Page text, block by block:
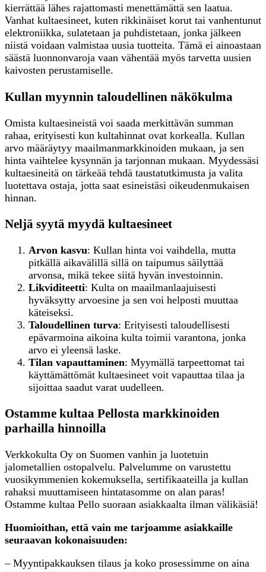
kierrättää lähes rajattomasti menettämättä sen laatua.
Vanhat kultaesineet, kuten rikkinäiset korut tai vanhentunut
elektroniikka, sulatetaan ja puhdistetaan, jonka jälkeen
niistä voidaan valmistaa uusia tuotteita. Tämä ei ainoastaan
säästä luonnonvaroja vaan vähentää myös tarvetta uusien
kaivosten perustamiselle.
Kullan myynnin taloudellinen näkökulma
Omista kultaesineistä voi saada merkittävän summan
rahaa, erityisesti kun kultahinnat ovat korkealla. Kullan
arvo määräytyy maailmanmarkkinoiden mukaan, ja sen
hinta vaihtelee kysynnän ja tarjonnan mukaan. Myydessäsi
kultaesineitä on tärkeää tehdä taustatutkimusta ja valita
luotettava ostaja, jotta saat esineistäsi oikeudenmukaisen
hinnan.
Neljä syytä myydä kultaesineet
Arvon kasvu: Kullan hinta voi vaihdella, mutta
pitkällä aikavälillä sillä on taipumus säilyttää
arvonsa, mikä tekee siitä hyvän investoinnin.
Likviditeetti: Kulta on maailmanlaajuisesti
hyväksytty arvoesine ja sen voi helposti muuttaa
käteiseksi.
Taloudellinen turva: Erityisesti taloudellisesti
epävarmoina aikoina kulta toimii varantona, jonka
arvo ei yleensä laske.
Tilan vapauttaminen: Myymällä tarpeettomat tai
käyttämättömät kultaesineet voit vapauttaa tilaa ja
sijoittaa saadut varat uudelleen.
Ostamme kultaa Pellosta markkinoiden
parhailla hinnoilla
Verkkokulta Oy on Suomen vanhin ja luotetuin
jalometallien ostopalvelu. Palvelumme on varustettu
vuosikymmenien kokemuksella, sertifikaateilla ja kullan
rahaksi muuttamiseen hintatasomme on alan paras!
Ostamme kultaa Pello suoraan asiakkaalta ilman välikäsiä!
Huomioithan, että vain me tarjoamme asiakkaille
seuraavan kokonaisuuden:
– Myyntipakkauksen tilaus ja koko prosessimme on aina